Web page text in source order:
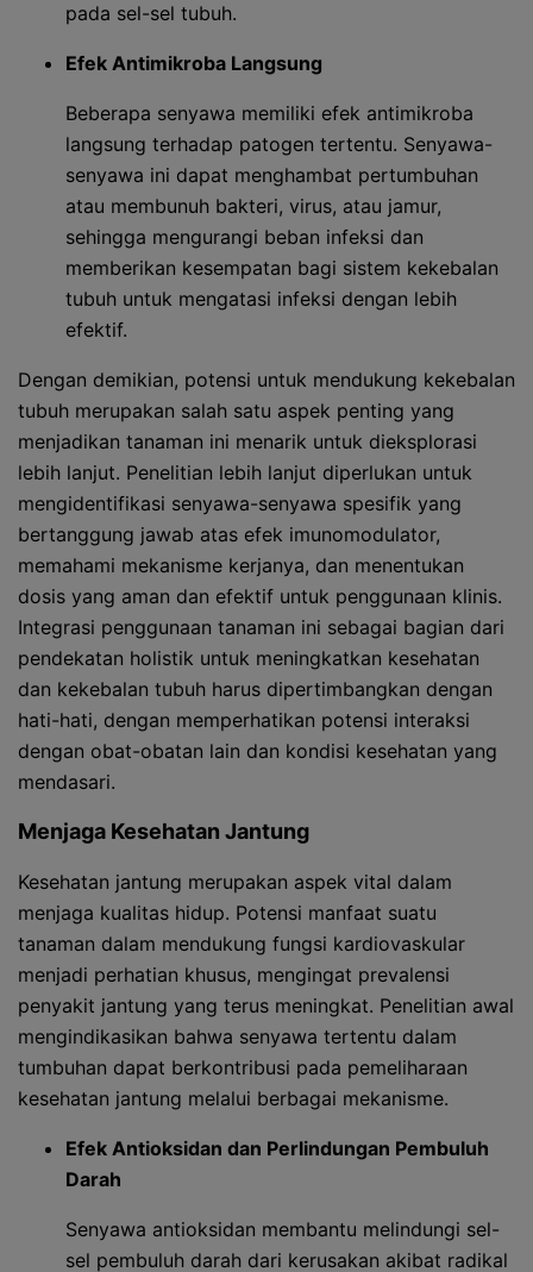
pada sel-sel tubuh.
Efek Antimikroba Langsung
Beberapa senyawa memiliki efek antimikroba
langsung terhadap patogen tertentu. Senyawa-
senyawa ini dapat menghambat pertumbuhan
atau membunuh bakteri, virus, atau jamur,
sehingga mengurangi beban infeksi dan
memberikan kesempatan bagi sistem kekebalan
tubuh untuk mengatasi infeksi dengan lebih
efektif.
Dengan demikian, potensi untuk mendukung kekebalan
tubuh merupakan salah satu aspek penting yang
menjadikan tanaman ini menarik untuk dieksplorasi
lebih lanjut. Penelitian lebih lanjut diperlukan untuk
mengidentifikasi senyawa-senyawa spesifik yang
bertanggung jawab atas efek imunomodulator,
memahami mekanisme kerjanya, dan menentukan
dosis yang aman dan efektif untuk penggunaan klinis.
Integrasi penggunaan tanaman ini sebagai bagian dari
pendekatan holistik untuk meningkatkan kesehatan
dan kekebalan tubuh harus dipertimbangkan dengan
hati-hati, dengan memperhatikan potensi interaksi
dengan obat-obatan lain dan kondisi kesehatan yang
mendasari.
Menjaga Kesehatan Jantung
Kesehatan jantung merupakan aspek vital dalam
menjaga kualitas hidup. Potensi manfaat suatu
tanaman dalam mendukung fungsi kardiovaskular
menjadi perhatian khusus, mengingat prevalensi
penyakit jantung yang terus meningkat. Penelitian awal
mengindikasikan bahwa senyawa tertentu dalam
tumbuhan dapat berkontribusi pada pemeliharaan
kesehatan jantung melalui berbagai mekanisme.
Efek Antioksidan dan Perlindungan Pembuluh
Darah
Senyawa antioksidan membantu melindungi sel-
sel pembuluh darah dari kerusakan akibat radikal